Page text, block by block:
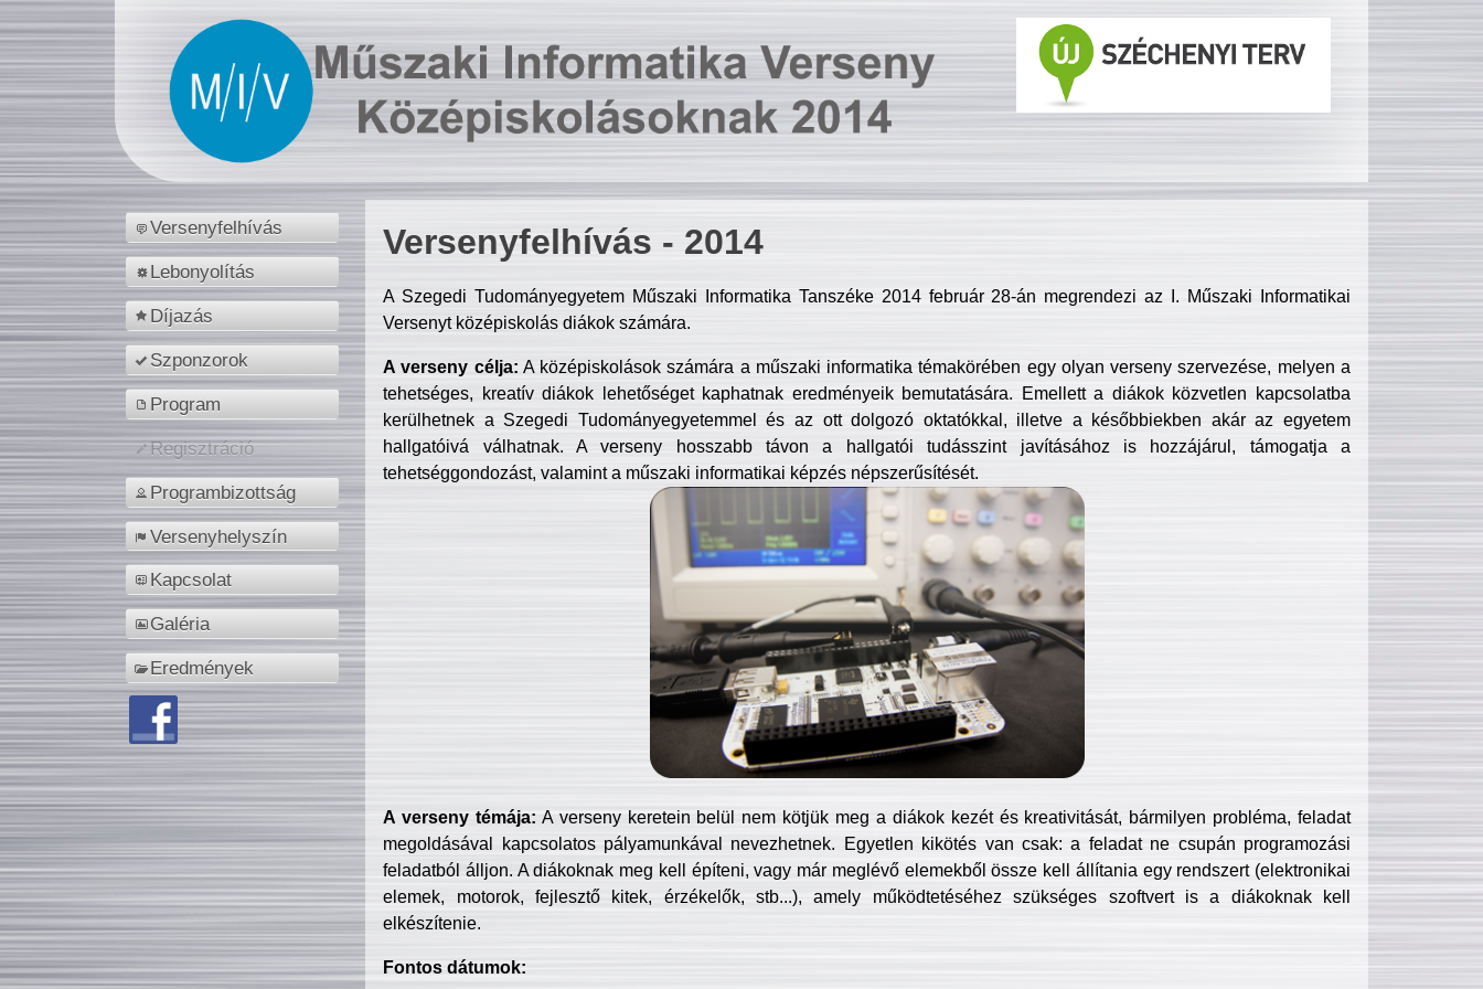
Versenyfelhívás
Lebonyolítás
Díjazás
Szponzorok
Program
Regisztráció
Programbizottság
Versenyhelyszín
Kapcsolat
Galéria
Eredmények
Versenyfelhívás - 2014
A Szegedi Tudományegyetem Műszaki Informatika Tanszéke 2014 február 28-án megrendezi az I. Műszaki Informatikai
Versenyt középiskolás diákok számára.
A verseny célja: A középiskolások számára a műszaki informatika témakörében egy olyan verseny szervezése, melyen a
tehetséges, kreatív diákok lehetőséget kaphatnak eredményeik bemutatására. Emellett a diákok közvetlen kapcsolatba
kerülhetnek a Szegedi Tudományegyetemmel és az ott dolgozó oktatókkal, illetve a későbbiekben akár az egyetem
hallgatóivá válhatnak. A verseny hosszabb távon a hallgatói tudásszint javításához is hozzájárul, támogatja a
tehetséggondozást, valamint a műszaki informatikai képzés népszerűsítését.
A verseny témája: A verseny keretein belül nem kötjük meg a diákok kezét és kreativitását, bármilyen probléma, feladat
megoldásával kapcsolatos pályamunkával nevezhetnek. Egyetlen kikötés van csak: a feladat ne csupán programozási
feladatból álljon. A diákoknak meg kell építeni, vagy már meglévő elemekből össze kell állítania egy rendszert (elektronikai
elemek, motorok, fejlesztő kitek, érzékelők, stb...), amely működtetéséhez szükséges szoftvert is a diákoknak kell
elkészítenie.
Fontos dátumok: